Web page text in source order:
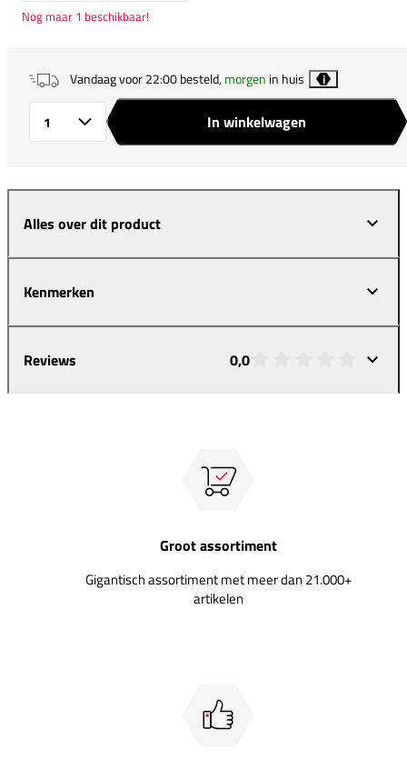
Nog maar 1 beschikbaar!
Vandaag voor 22:00 besteld,morgen in huis i
In winkelwagen
Alles over dit product
Kenmerken
Reviews 0,0
Groot assortiment
Gigantisch assortiment met meer dan 21.000+
artikelen